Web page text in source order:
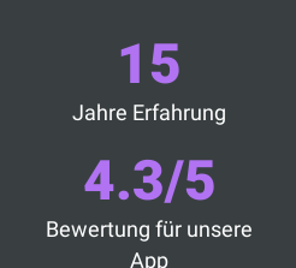
15
Jahre Erfahrung
4.3/5
Bewertung für unsere
App